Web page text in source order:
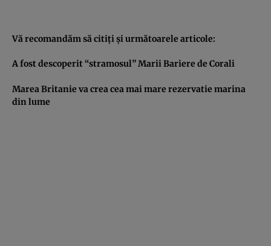
Vă recomandăm să citiţi şi următoarele articole:
A fost descoperit “stramosul” Marii Bariere de Corali
Marea Britanie va crea cea mai mare rezervatie marina
din lume